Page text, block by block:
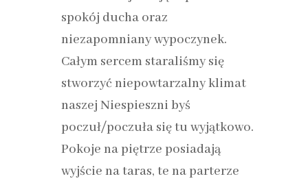
spokój ducha oraz
niezapomniany wypoczynek.
Całym sercem staraliśmy się
stworzyć niepowtarzalny klimat
naszej Niespieszni byś
poczuł/poczuła się tu wyjątkowo.
Pokoje na piętrze posiadają
wyjście na taras, te na parterze